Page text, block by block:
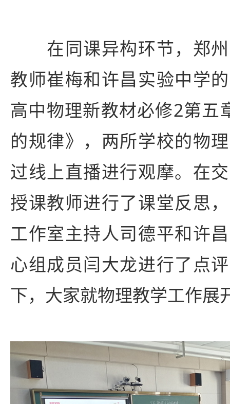
在同课异构环节，郑州
教师崔梅和许昌实验中学
高中物理新教材必修2第五
的规律》，两所学校的物
过线上直播进行观摩。在
授课教师进行了课堂反思
工作室主持人司德平和许
心组成员闫大龙进行了点
下，大家就物理教学工作展